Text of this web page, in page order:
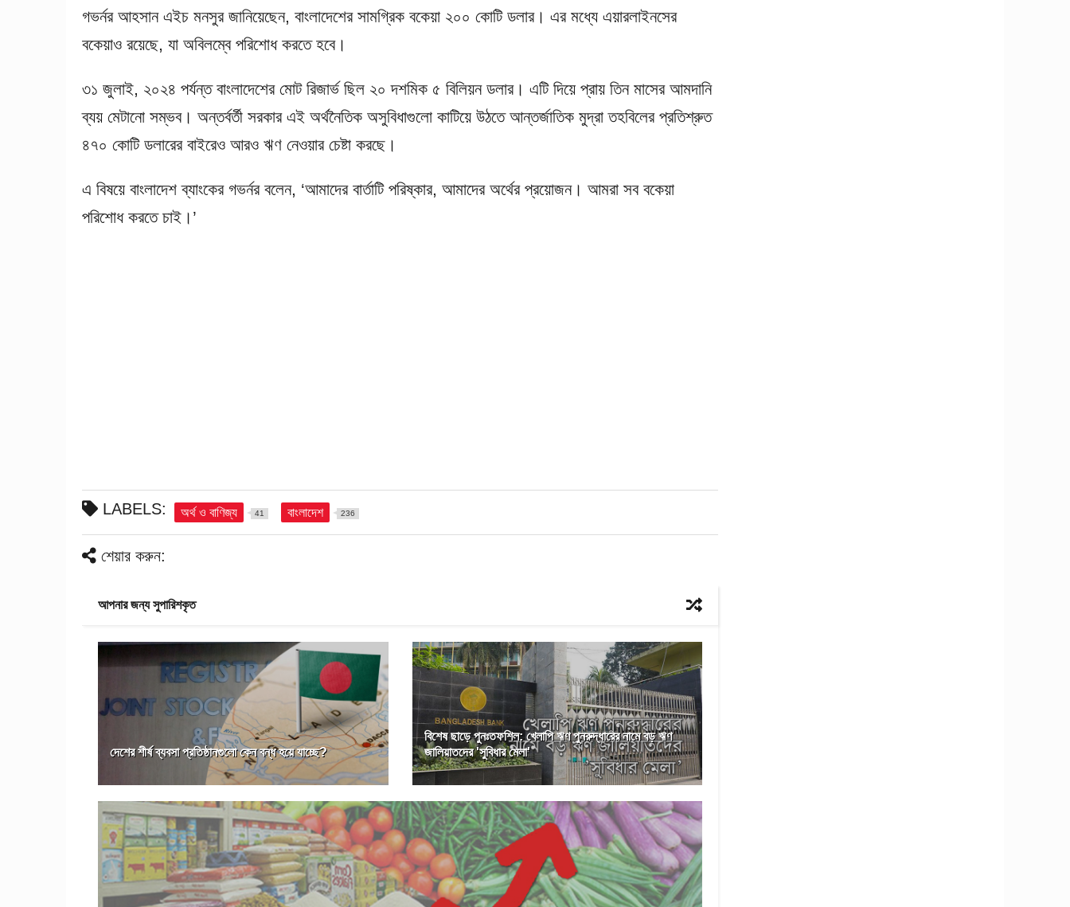
গভর্নর আহসান এইচ মনসুর জানিয়েছেন, বাংলাদেশের সামগ্রিক বকেয়া ২০০ কোটি ডলার। এর মধ্যে এয়ারলাইনসের
বকেয়াও রয়েছে, যা অবিলম্বে পরিশোধ করতে হবে।
৩১ জুলাই, ২০২৪ পর্যন্ত বাংলাদেশের মোট রিজার্ভ ছিল ২০ দশমিক ৫ বিলিয়ন ডলার। এটি দিয়ে প্রায় তিন মাসের আমদানি
ব্যয় মেটানো সম্ভব। অন্তর্বর্তী সরকার এই অর্থনৈতিক অসুবিধাগুলো কাটিয়ে উঠতে আন্তর্জাতিক মুদ্রা তহবিলের প্রতিশ্রুত
৪৭০ কোটি ডলারের বাইরেও আরও ঋণ নেওয়ার চেষ্টা করছে।
এ বিষয়ে বাংলাদেশ ব্যাংকের গভর্নর বলেন, ‘আমাদের বার্তাটি পরিষ্কার, আমাদের অর্থের প্রয়োজন। আমরা সব বকেয়া
পরিশোধ করতে চাই।’
LABELS: অর্থ ও বাণিজ্য 41 বাংলাদেশ 236
শেয়ার করুন:
আপনার জন্য সুপারিশকৃত
দেশের শীর্ষ ব্যবসা প্রতিষ্ঠানগুলো কেন বন্ধ হয়ে যাচ্ছে?
বিশেষ ছাড়ে পুনঃতফশিল: খেলাপি ঋণ পুনরুদ্ধারের নামে বড় ঋণ
জালিয়াতদের 'সুবিধার মেলা'